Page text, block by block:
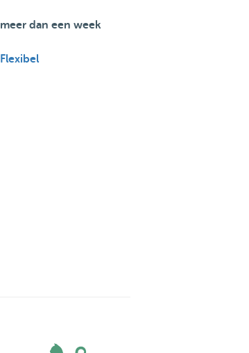
meer dan een week
Flexibel